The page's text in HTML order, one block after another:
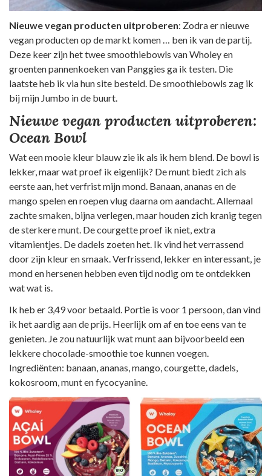
Nieuwe vegan producten uitproberen: Zodra er nieuwe
vegan producten op de markt komen … ben ik van de partij.
Deze keer zijn het twee smoothiebowls van Wholey en
groenten pannenkoeken van Panggies ga ik testen. Die
laatste heb ik via hun site besteld. De smoothiebowls zag ik
bij mijn Jumbo in de buurt.
Nieuwe vegan producten uitproberen:
Ocean Bowl
Wat een mooie kleur blauw zie ik als ik hem blend. De bowl is
lekker, maar wat proef ik eigenlijk? De munt biedt zich als
eerste aan, het verfrist mijn mond. Banaan, ananas en de
mango spelen en roepen vlug daarna om aandacht. Allemaal
zachte smaken, bijna verlegen, maar houden zich kranig tegen
de sterkere munt. De courgette proef ik niet, extra
vitamientjes. De dadels zoeten het. Ik vind het verrassend
door zijn kleur en smaak. Verfrissend, lekker en interessant, je
mond en hersenen hebben even tijd nodig om te ontdekken
wat wat is.
Ik heb er 3,49 voor betaald. Portie is voor 1 persoon, dan vind
ik het aardig aan de prijs. Heerlijk om af en toe eens van te
genieten. Je zou natuurlijk wat munt aan bijvoorbeeld een
lekkere chocolade-smoothie toe kunnen voegen.
Ingrediënten: banaan, ananas, mango, courgette, dadels,
kokosroom, munt en fycocyanine.